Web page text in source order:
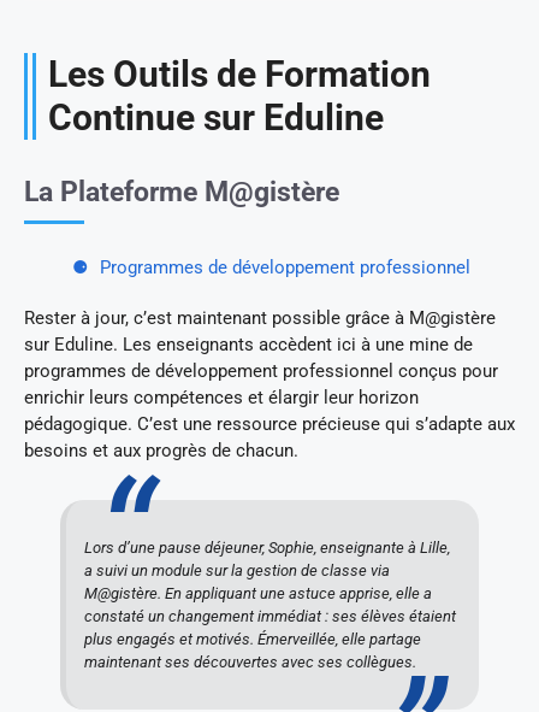
Les Outils de Formation
Continue sur Eduline
La Plateforme M@gistère
Programmes de développement professionnel
Rester à jour, c’est maintenant possible grâce à M@gistère
sur Eduline. Les enseignants accèdent ici à une mine de
programmes de développement professionnel conçus pour
enrichir leurs compétences et élargir leur horizon
pédagogique. C’est une ressource précieuse qui s’adapte aux
besoins et aux progrès de chacun.
Lors d’une pause déjeuner, Sophie, enseignante à Lille,
a suivi un module sur la gestion de classe via
M@gistère. En appliquant une astuce apprise, elle a
constaté un changement immédiat : ses élèves étaient
plus engagés et motivés. Émerveillée, elle partage
maintenant ses découvertes avec ses collègues.